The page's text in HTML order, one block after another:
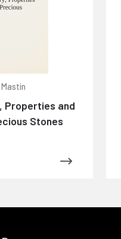
Properties and
Stones